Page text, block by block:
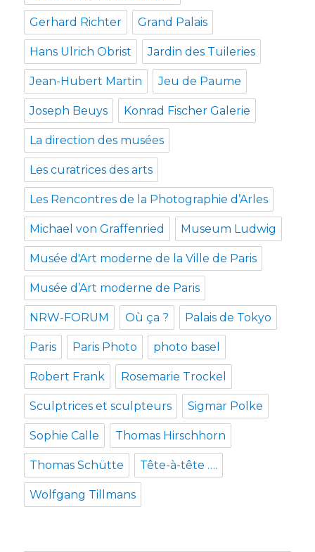
Gerhard Richter Grand Palais
Hans Ulrich Obrist Jardin des Tuileries
Jean-Hubert Martin Jeu de Paume
Joseph Beuys Konrad Fischer Galerie
La direction des musées
Les curatrices des arts
Les Rencontres de la Photographie d’Arles
Michael von Graffenried Museum Ludwig
Musée d'Art moderne de la Ville de Paris
Musée d’Art moderne de Paris
NRW-FORUM Où ça ? Palais de Tokyo
Paris Paris Photo photo basel
Robert Frank Rosemarie Trockel
Sculptrices et sculpteurs Sigmar Polke
Sophie Calle Thomas Hirschhorn
Thomas Schütte Tête-à-tête ….
Wolfgang Tillmans